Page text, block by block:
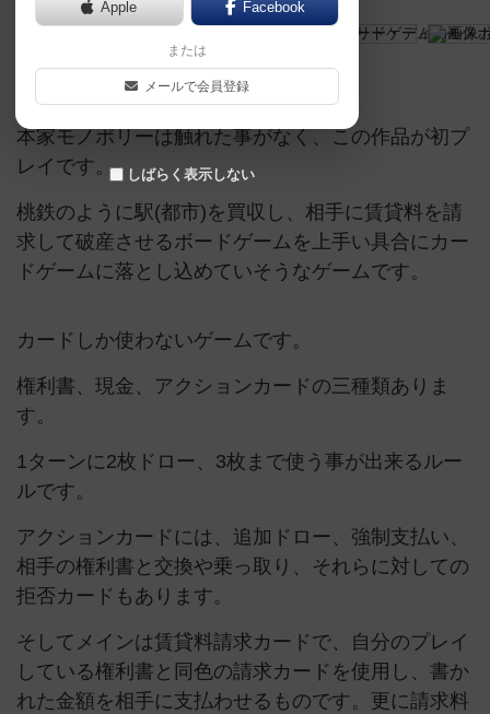
アラカルトカードゲーム賞
本家モノポリーは触れた事がなく、この作品が初プ
レイです。
桃鉄のように駅(都市)を買収し、相手に賃貸料を請
求して破産させるボードゲームを上手い具合にカー
ドゲームに落とし込めていそうなゲームです。
カードしか使わないゲームです。
権利書、現金、アクションカードの三種類ありま
す。
1ターンに2枚ドロー、3枚まで使う事が出来るルー
ルです。
アクションカードには、追加ドロー、強制支払い、
相手の権利書と交換や乗っ取り、それらに対しての
拒否カードもあります。
そしてメインは賃貸料請求カードで、自分のプレイ
している権利書と同色の請求カードを使用し、書か
れた金額を相手に支払わせるものです。更に請求料
Apple Facebook
または
メールで会員登録
しばらく表示しない